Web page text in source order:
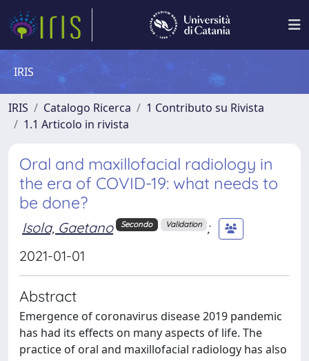
IRIS
IRIS Catalogo Ricerca
1 Contributo su Rivista
1.1 Articolo in rivista
Oral and maxillofacial radiology in
the era of COVID-19: what needs to
be done?
Isola, Gaetano Secondo Validation
;
2021-01-01
Abstract
Emergence of coronavirus disease 2019 pandemic
has had its effects on many aspects of life. The
practice of oral and maxillofacial radiology has also